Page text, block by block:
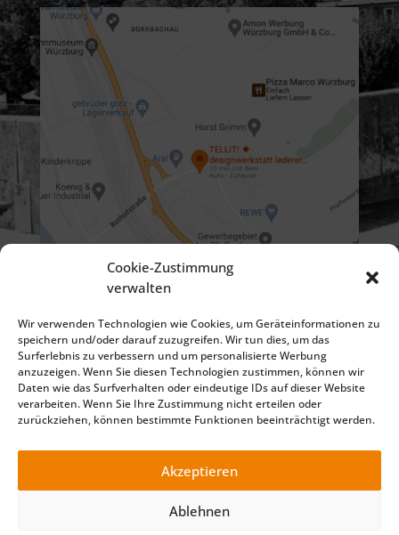
Cookie-Zustimmung
verwalten
Wir verwenden Technologien wie Cookies, um Geräteinformationen zu
speichern und/oder darauf zuzugreifen. Wir tun dies, um das
Surferlebnis zu verbessern und um personalisierte Werbung
anzuzeigen. Wenn Sie diesen Technologien zustimmen, können wir
Daten wie das Surfverhalten oder eindeutige IDs auf dieser Website
verarbeiten. Wenn Sie Ihre Zustimmung nicht erteilen oder
zurückziehen, können bestimmte Funktionen beeinträchtigt werden.
Akzeptieren
Ablehnen
Impressum Datenschutzerklärung
©2025 TELLiT – Ihre Full Service Werbeagentur für Marketing
Beratung, Online Marketing, Print, Foto und Film Produktion .
Made with 🧡 in Würzburg (Bayern) - für die Region Würzburg,